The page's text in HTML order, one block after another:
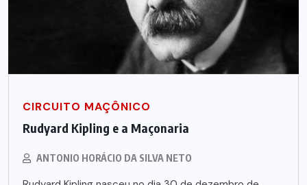
CIRCUITO MAÇÔNICO
Rudyard Kipling e a Maçonaria
ANTONIO HORÁCIO DA SILVA NETO